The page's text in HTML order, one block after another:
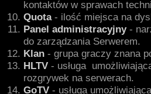
kontaktów w sprawach
Quota- ilość miejsca na
Panel administracyjny-
do zarządzania Serwerem.
Klan - grupa graczy znana
HLTV - usługa
rozgrywek na serwerach.
GoTV - usługa